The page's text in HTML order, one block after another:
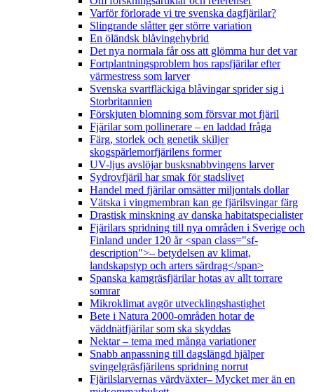
Varför förlorade vi tre svenska dagfjärilar?
Slingrande slåtter ger större variation
En öländsk blåvingehybrid
Det nya normala får oss att glömma hur det var
Fortplantningsproblem hos rapsfjärilar efter
värmestress som larver
Svenska svartfläckiga blåvingar sprider sig i
Storbritannien
Förskjuten blomning som försvar mot fjäril
Fjärilar som pollinerare – en laddad fråga
Färg, storlek och genetik skiljer
skogspärlemorfjärilens former
UV-ljus avslöjar busksnabbvingens larver
Sydrovfjäril har smak för stadslivet
Handel med fjärilar omsätter miljontals dollar
Vätska i vingmembran kan ge fjärilsvingar färg
Drastisk minskning av danska habitatspecialister
Fjärilars spridning till nya områden i Sverige och
Finland under 120 år <span class="sf-
description">– betydelsen av klimat,
landskapstyp och arters särdrag</span>
Spanska kamgräsfjärilar hotas av allt torrare
somrar
Mikroklimat avgör utvecklingshastighet
Bete i Natura 2000-områden hotar de
väddnätfjärilar som ska skyddas
Nektar – tema med många variationer
Snabb anpassning till dagslängd hjälper
svingelgräsfjärilens spridning norrut
Fjärilslarvernas värdväxter– Mycket mer än en